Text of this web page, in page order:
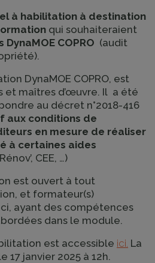
à habilitation à destination
qui souhaiteraient
COPRO (audit
DynaMOE COPRO, est
et maîtres d’œuvre. Il a été
au décret n°2018-416
aux conditions de
en mesure de réaliser
à certaines aides
CEE, …)
est ouvert à tout
et formateur(s)
ayant des compétences
dans le module.
est accessible ici. La
17 janvier 2025 à 12h.